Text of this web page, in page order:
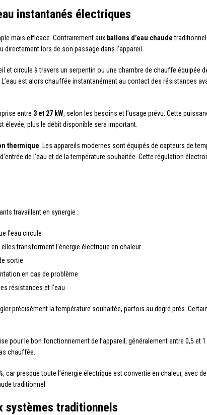
instantanés électriques
mais efficace. Contrairement aux ballons d’eau chaude
lors de son passage dans l’appareil.
et circule à travers un serpentin ou une chambre de chauffe équipée
est alors chauffée instantanément au contact des résistances
entre 3 et 27 kW, selon les besoins et l’usage prévu. Cette
élevée, plus le débit disponible sera important.
thermique . Les appareils modernes sont équipés de capteurs de
de l’eau et de la température souhaitée. Cette régulation
travaillent en synergie :
l’eau circule
transforment l’énergie électrique en chaleur
sortie
en cas de problème
résistances et l’eau
précisément la température souhaitée, parfois au degré près.
pour le bon fonctionnement de l’appareil, généralement entre 0,5 et
chauffée.
presque toute l’énergie électrique est convertie en chaleur, avec
traditionnel.
systèmes traditionnels